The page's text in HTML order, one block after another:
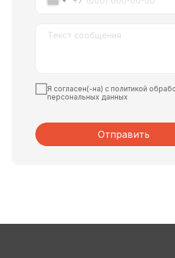
Я согласен(-на) с политикой
персональных данных
Отправить